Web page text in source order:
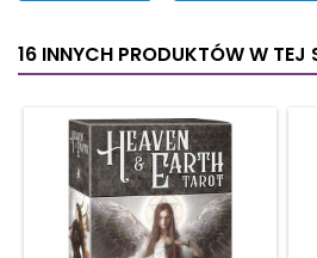
16 INNYCH PRODUKTÓW W TEJ